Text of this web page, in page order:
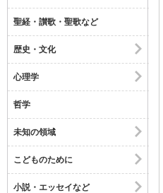
聖経・讃歌・聖歌など
歴史・文化
心理学
哲学
未知の領域
こどものために
小説・エッセイなど